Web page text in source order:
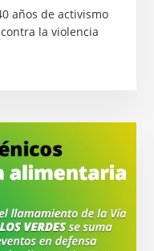
años de activismo
la violencia